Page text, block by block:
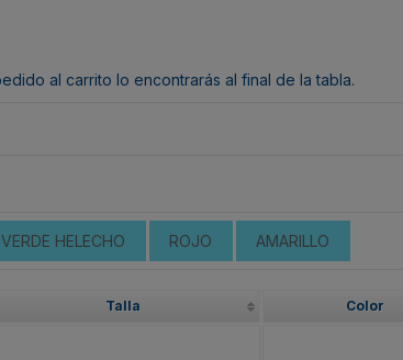
al carrito lo encontrarás al final de la tabla.
VERDE HELECHO ROJO AMARILLO
Talla Color